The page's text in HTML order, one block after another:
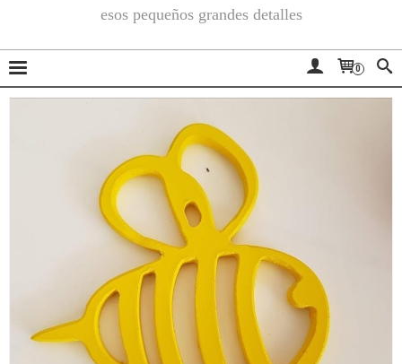
esos pequeños grandes detalles
0